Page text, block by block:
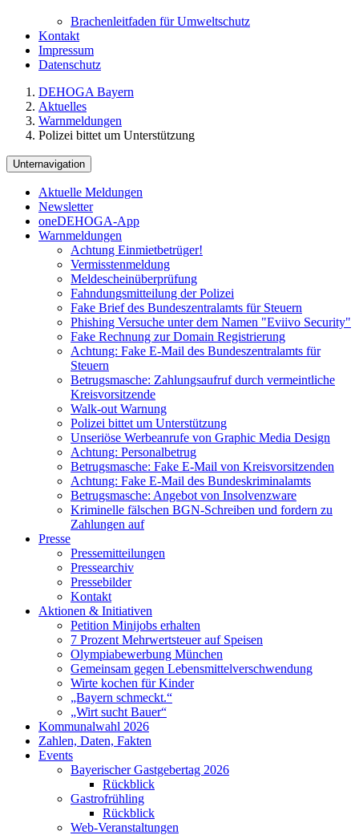
Brachenleitfaden für Umweltschutz
Kontakt
Impressum
Datenschutz
DEHOGA Bayern
Aktuelles
Warnmeldungen
Polizei bittet um Unterstützung
Unternavigation
Aktuelle Meldungen
Newsletter
oneDEHOGA-App
Warnmeldungen
Achtung Einmietbetrüger!
Vermisstenmeldung
Meldescheinüberprüfung
Fahndungsmitteilung der Polizei
Fake Brief des Bundeszentralamts für Steuern
Phishing Versuche unter dem Namen "Eviivo Security"
Fake Rechnung zur Domain Registrierung
Achtung: Fake E-Mail des Bundeszentralamts für
Steuern
Betrugsmasche: Zahlungsaufruf durch vermeintliche
Kreisvorsitzende
Walk-out Warnung
Polizei bittet um Unterstützung
Unseriöse Werbeanrufe von Graphic Media Design
Achtung: Personalbetrug
Betrugsmasche: Fake E-Mail von Kreisvorsitzenden
Achtung: Fake E-Mail des Bundeskriminalamts
Betrugsmasche: Angebot von Insolvenzware
Kriminelle fälschen BGN-Schreiben und fordern zu
Zahlungen auf
Presse
Pressemitteilungen
Pressearchiv
Pressebilder
Kontakt
Aktionen & Initiativen
Petition Minijobs erhalten
7 Prozent Mehrwertsteuer auf Speisen
Olympiabewerbung München
Gemeinsam gegen Lebensmittelverschwendung
Wirte kochen für Kinder
„Bayern schmeckt.“
„Wirt sucht Bauer“
Kommunalwahl 2026
Zahlen, Daten, Fakten
Events
Bayerischer Gastgebertag 2026
Rückblick
Gastrofrühling
Rückblick
Web-Veranstaltungen